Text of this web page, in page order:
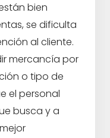
bien
se dificulta
al cliente.
mercancía por
o tipo de
el personal
busca y a